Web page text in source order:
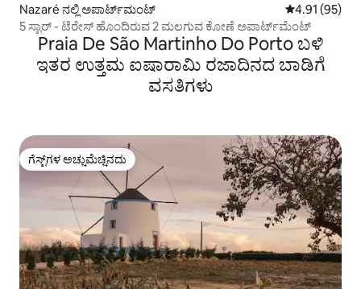
Nazaré ನಲ್ಲಿ ಅಪಾರ್ಟ್‌ಮಂಟ್ 5 ರಲ್ಲಿ 4.91
4.91 (95)
5 ಸ್ಟಾರ್ - ಟೆರೇಸ್ ಹೊಂದಿರುವ 2 ಮಲಗುವ ಕೋಣೆ ಅಪಾರ್ಟ್‌ಮೆಂಟ್
Praia De São Martinho Do Porto ಬಳಿ
ಇತರ ಉತ್ತಮ ಐಷಾರಾಮಿ ರಜಾದಿನದ ಬಾಡಿಗೆ
ವಸತಿಗಳು
ಗೆಸ್ಟ್‌ಗಳ ಅಚ್ಚುಮೆಚ್ಚಿನದು
ಗೆಸ್ಟ್‌ಗಳ ಅಚ್ಚುಮೆಚ್ಚಿನದು